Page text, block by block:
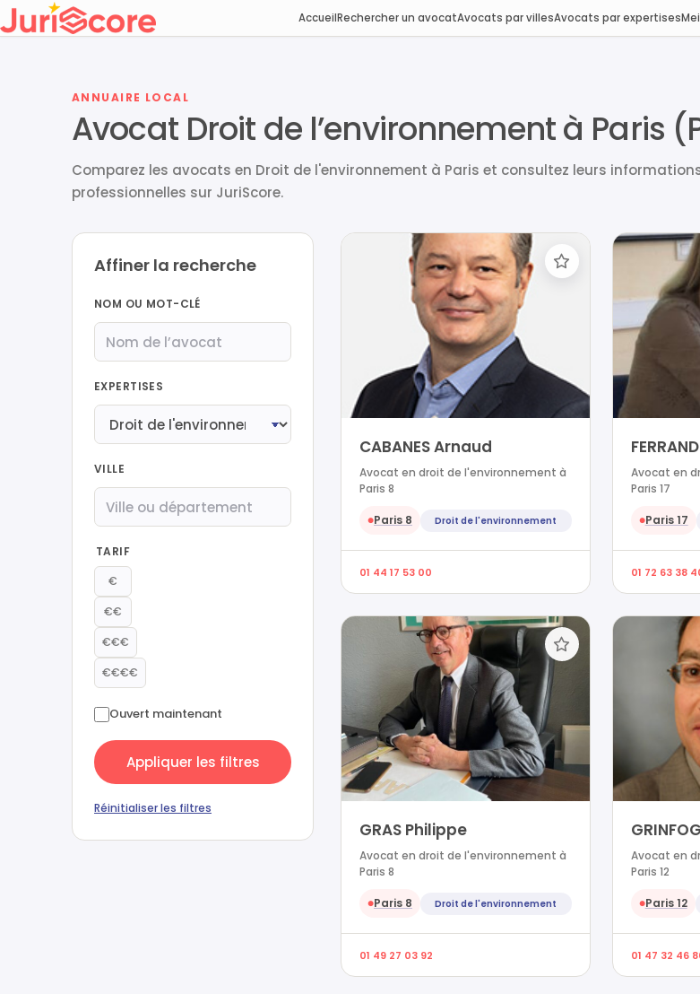
AccueilRechercher un avocatAvocats par villesAvocats par expertises
ANNUAIRE LOCAL
Avocat Droit de l’environnement à Paris
Comparez les avocats en Droit de l'environnement à Paris et consultez leurs
professionnelles sur JuriScore.
Affiner la recherche
NOM OU MOT-CLÉ
EXPERTISES
VILLE
TARIF
€
€€
€€€
€€€€
Ouvert maintenant
Appliquer les filtres
Réinitialiser les filtres
CABANES Arnaud
Avocat en droit de l'environnement à
Paris 8
●Paris 8 Droit de l'environnement
01 44 17 53 00
Avocat en
Paris 17
●Paris 17
01 72 63 38
GRAS Philippe
Avocat en droit de l'environnement à
Paris 8
●Paris 8 Droit de l'environnement
01 49 27 03 92
Avocat en
Paris 12
●Paris 12
01 47 32 46